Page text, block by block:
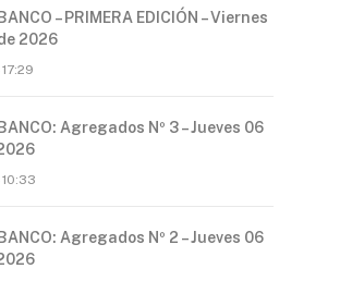
– PRIMERA EDICIÓN – Viernes
2026
Agregados Nº 3 – Jueves 06
Agregados Nº 2 – Jueves 06